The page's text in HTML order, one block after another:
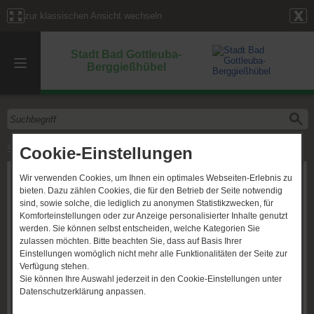
Cookie-Einstellungen
Wir verwenden Cookies, um Ihnen ein optimales Webseiten-Erlebnis zu
bieten. Dazu zählen Cookies, die für den Betrieb der Seite notwendig
sind, sowie solche, die lediglich zu anonymen Statistikzwecken, für
Komforteinstellungen oder zur Anzeige personalisierter Inhalte genutzt
werden. Sie können selbst entscheiden, welche Kategorien Sie
zulassen möchten. Bitte beachten Sie, dass auf Basis Ihrer
Einstellungen womöglich nicht mehr alle Funktionalitäten der Seite zur
Verfügung stehen.
Sie können Ihre Auswahl jederzeit in den Cookie-Einstellungen unter
Datenschutzerklärung anpassen.
zur klassischen Ansicht wechseln
Stadt Bad Gottleuba-
Berggießhübel
Start »Mitarbeiter » Frau S. Franke
Frau S. Franke